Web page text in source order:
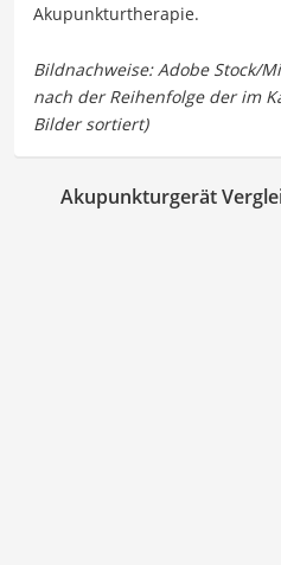
Akupunkturtherapie.
Akupunkturgerät